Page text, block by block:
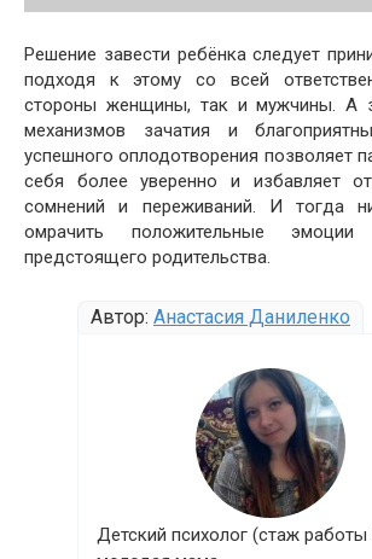
Решение завести ребёнка следует
подходя к этому со всей
стороны женщины, так и мужчины. А
механизмов зачатия и
успешного оплодотворения позволяет
себя более уверенно и избавляет
сомнений и переживаний. И тогда
омрачить положительные
предстоящего родительства.
Автор: Анастасия Даниленко
Детский психолог (стаж работы